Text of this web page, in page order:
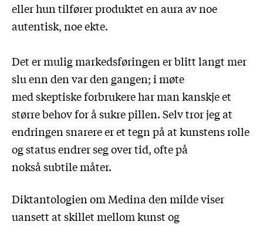
eller hun tilfører produktet en aura av noe
autentisk, noe ekte.
Det er mulig markedsføringen er blitt langt mer
slu enn den var den gangen; i møte
med skeptiske forbrukere har man kanskje et
større behov for å sukre pillen. Selv tror jeg at
endringen snarere er et tegn på at kunstens rolle
og status endrer seg over tid, ofte på
nokså subtile måter.
Diktantologien om Medina den milde viser
uansett at skillet mellom kunst og